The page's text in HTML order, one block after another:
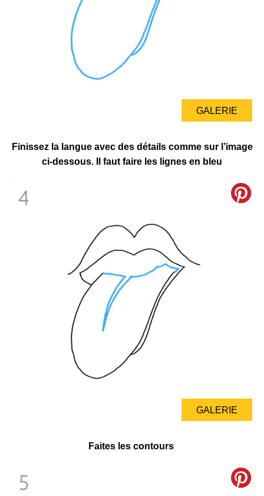
GALERIE
Finissez la langue avec des détails comme sur l’image
ci-dessous. Il faut faire les lignes en bleu
GALERIE
Faites les contours